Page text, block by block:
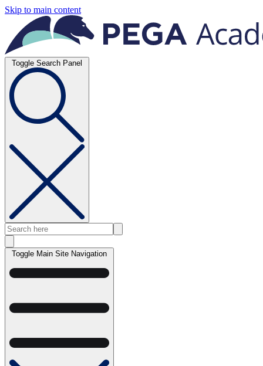
Skip to main content
Toggle Search Panel
Toggle Main Site Navigation